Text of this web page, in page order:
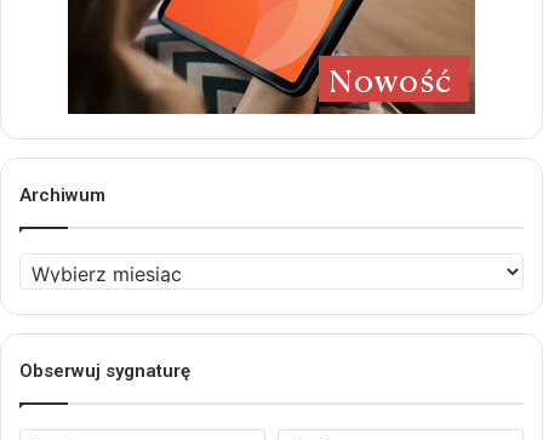
Archiwum
Archiwum
Obserwuj sygnaturę